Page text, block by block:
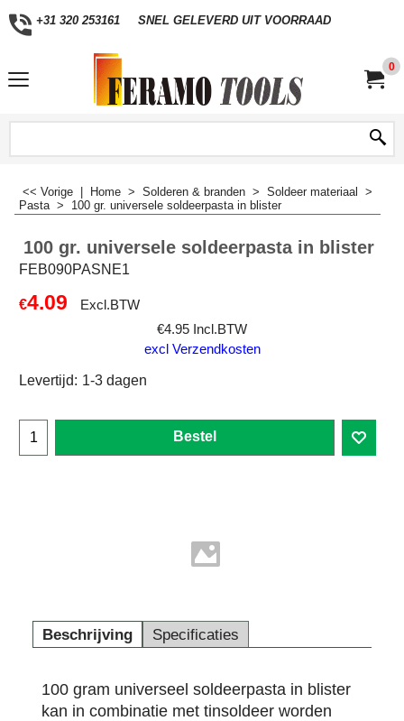
+31 320 253161 SNEL GELEVERD UIT VOORRAAD
0
<< Vorige Home > Solderen & branden > Soldeer materiaal
>
Pasta> 100 gr. universele soldeerpasta in blister
100 gr. universele soldeerpasta in blister
FEB090PASNE1
€4.09
Excl.BTW
€4.95 Incl.BTW
excl Verzendkosten
Levertijd: 1-3 dagen
Bestel
Beschrijving Specificaties
100 gram universeel soldeerpasta in blister
kan in combinatie met tinsoldeer worden